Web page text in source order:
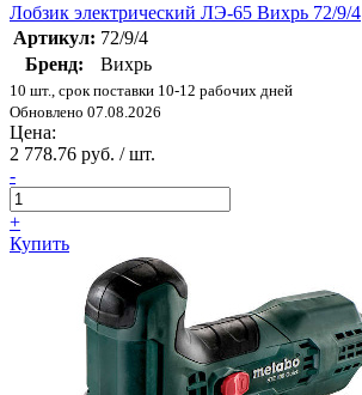
Лобзик электрический ЛЭ-65 Вихрь 72/9/4
Артикул: 72/9/4
Бренд:
Вихрь
10 шт., срок поставки 10-12 рабочих дней
Обновлено 07.08.2026
Цена:
2 778.76 руб. / шт.
-
+
Купить